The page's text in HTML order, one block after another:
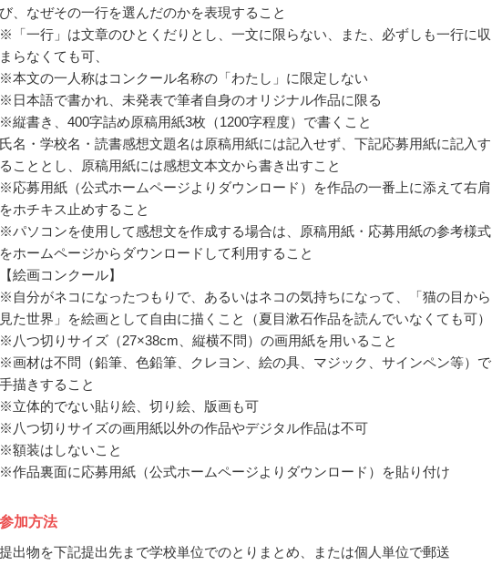
び、なぜその一行を選んだのかを表現すること
※「一行」は文章のひとくだりとし、一文に限らない、また、必ずしも一行に収
まらなくても可、
※本文の一人称はコンクール名称の「わたし」に限定しない
※日本語で書かれ、未発表で筆者自身のオリジナル作品に限る
※縦書き、400字詰め原稿用紙3枚（1200字程度）で書くこと
氏名・学校名・読書感想文題名は原稿用紙には記入せず、下記応募用紙に記入す
ることとし、原稿用紙には感想文本文から書き出すこと
※応募用紙（公式ホームページよりダウンロード）を作品の一番上に添えて右肩
をホチキス止めすること
※パソコンを使用して感想文を作成する場合は、原稿用紙・応募用紙の参考様式
をホームページからダウンロードして利用すること
【絵画コンクール】
※自分がネコになったつもりで、あるいはネコの気持ちになって、「猫の目から
見た世界」を絵画として自由に描くこと（夏目漱石作品を読んでいなくても可）
※八つ切りサイズ（27×38cm、縦横不問）の画用紙を用いること
※画材は不問（鉛筆、色鉛筆、クレヨン、絵の具、マジック、サインペン等）で
手描きすること
※立体的でない貼り絵、切り絵、版画も可
※八つ切りサイズの画用紙以外の作品やデジタル作品は不可
※額装はしないこと
※作品裏面に応募用紙（公式ホームページよりダウンロード）を貼り付け
参加方法
提出物を下記提出先まで学校単位でのとりまとめ、または個人単位で郵送